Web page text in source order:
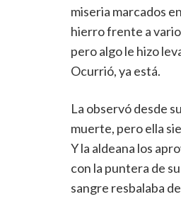
miseria marcados
hierro frente a
pero algo le hizo
Ocurrió, ya está.
La observó desde
muerte, pero ella
Y la aldeana los
con la puntera de
sangre resbalaba